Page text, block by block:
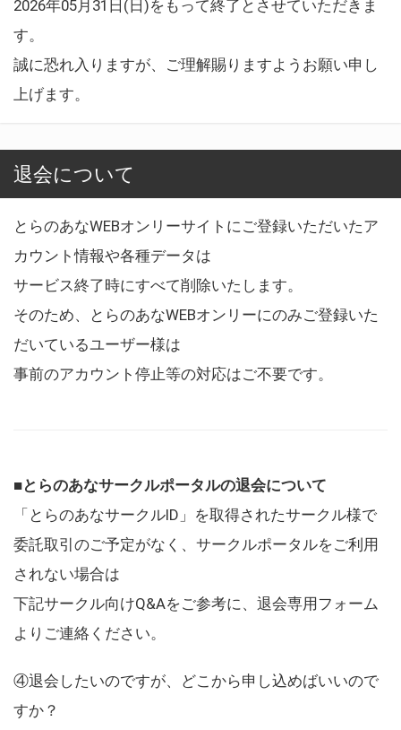
2026年05月31日(日)をもって終了とさせていただきま
す。
誠に恐れ入りますが、ご理解賜りますようお願い申し
上げます。
退会について
とらのあなWEBオンリーサイトにご登録いただいたア
カウント情報や各種データは
サービス終了時にすべて削除いたします。
そのため、とらのあなWEBオンリーにのみご登録いた
だいているユーザー様は
事前のアカウント停止等の対応はご不要です。
■とらのあなサークルポータルの退会について
「とらのあなサークルID」を取得されたサークル様で
委託取引のご予定がなく、サークルポータルをご利用
されない場合は
下記サークル向けQ&Aをご参考に、退会専用フォーム
よりご連絡ください。
④退会したいのですが、どこから申し込めばいいので
すか？